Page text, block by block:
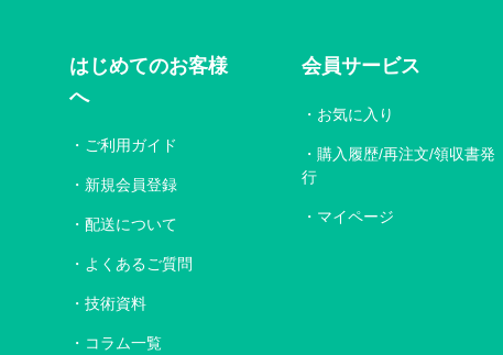
はじめてのお客様
へ
ご利用ガイド
新規会員登録
配送について
よくあるご質問
技術資料
コラム一覧
会員サービス
お気に入り
購入履歴/再注文/領収書発
行
マイページ